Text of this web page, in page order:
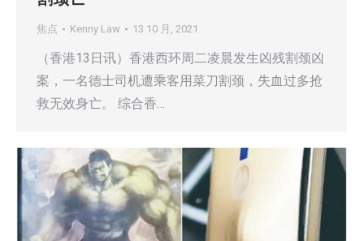
焦点 Kenny Law 13 10 月, 2021
（香港13日讯）香港西环周二凌晨发生凶残割颈凶
案，一名德士司机遭乘客用菜刀割颈，失血过多抢
救无效身亡。 综合香…